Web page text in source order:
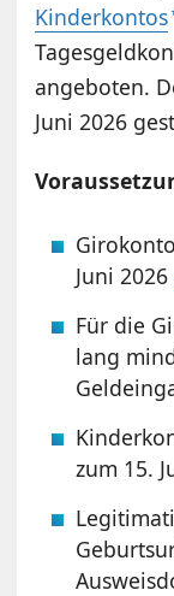
Kinderkontos
angeboten.
Juni 2026
Juni 2026
Für die
lang
zum 15.